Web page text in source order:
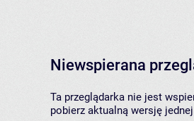
Niewspierana
Ta przeglądarka nie jest
pobierz aktualną wersję